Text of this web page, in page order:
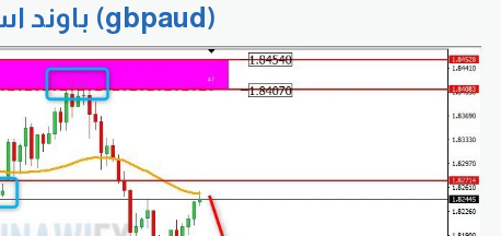
باوند استرالي (gbpaud)